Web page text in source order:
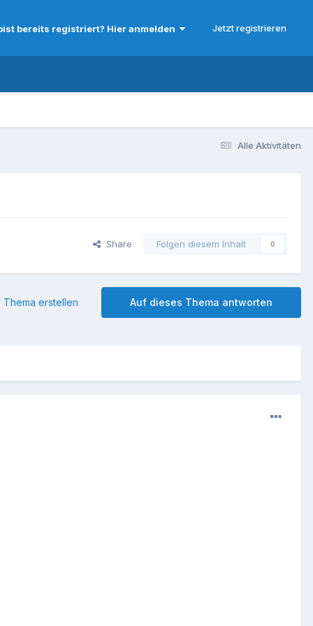
bereits registriert? Hier anmelden Jetzt registrieren
Alle Aktivitäten
Share Folgen diesem Inhalt 0
Auf dieses Thema antworten
Thema erstellen